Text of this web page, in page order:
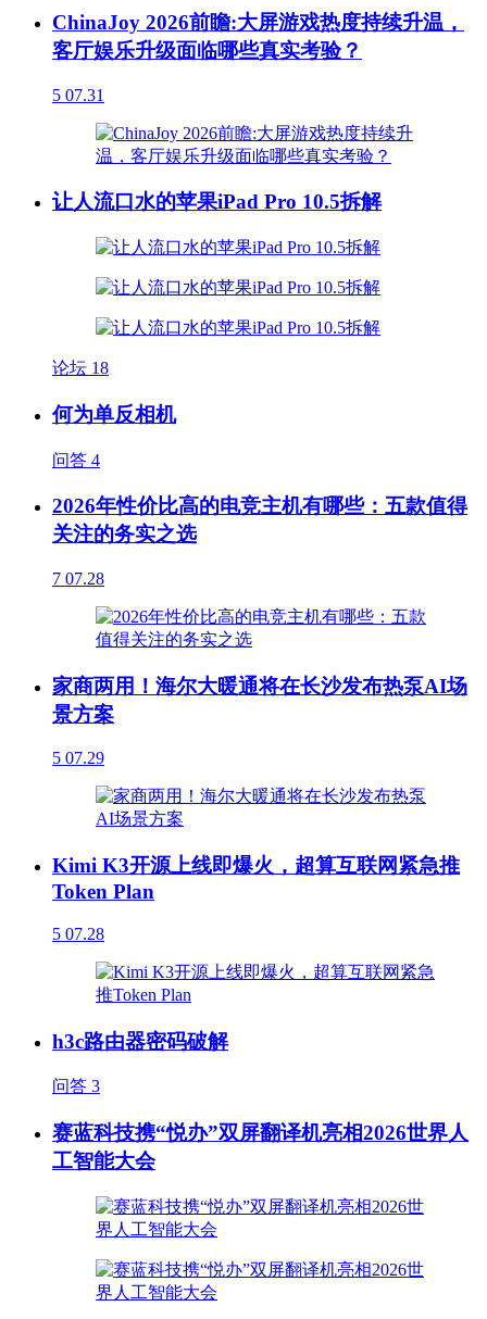
ChinaJoy 2026前瞻:大屏游戏热度持续升温，
客厅娱乐升级面临哪些真实考验？
5 07.31
让人流口水的苹果iPad Pro 10.5拆解
论坛 18
何为单反相机
问答 4
2026年性价比高的电竞主机有哪些：五款值得
关注的务实之选
7 07.28
家商两用！海尔大暖通将在长沙发布热泵AI场
景方案
5 07.29
Kimi K3开源上线即爆火，超算互联网紧急推
Token Plan
5 07.28
h3c路由器密码破解
问答 3
赛蓝科技携“悦办”双屏翻译机亮相2026世界人
工智能大会